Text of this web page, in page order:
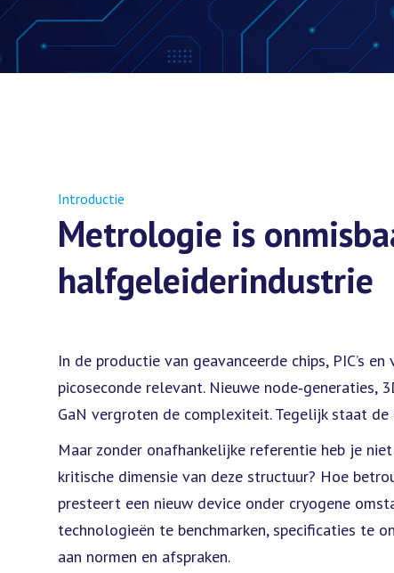
Introductie
Metrologie is
halfgeleiderindustrie
In de productie van geavanceerde chips, PIC’s
picoseconde relevant. Nieuwe node‑generaties,
GaN vergroten de complexiteit. Tegelijk staat
Maar zonder onafhankelijke referentie heb je
kritische dimensie van deze structuur? Hoe
presteert een nieuw device onder cryogene
technologieën te benchmarken, specificaties te
aan normen en afspraken.